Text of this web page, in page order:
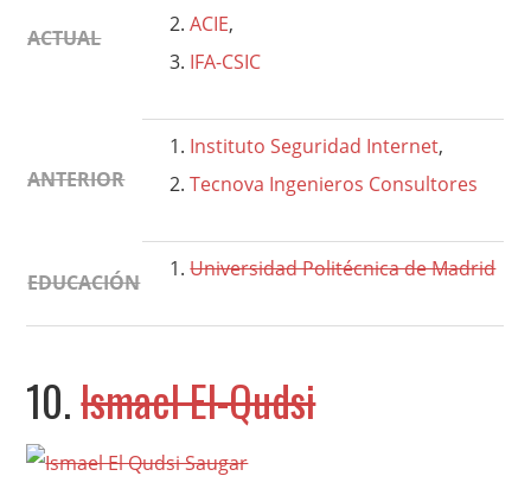
ACTUAL
ACIE,
IFA-CSIC
ANTERIOR
Instituto Seguridad Internet,
Tecnova Ingenieros Consultores
EDUCACIÓN
Universidad Politécnica de Madrid
10.Ismael El-Qudsi